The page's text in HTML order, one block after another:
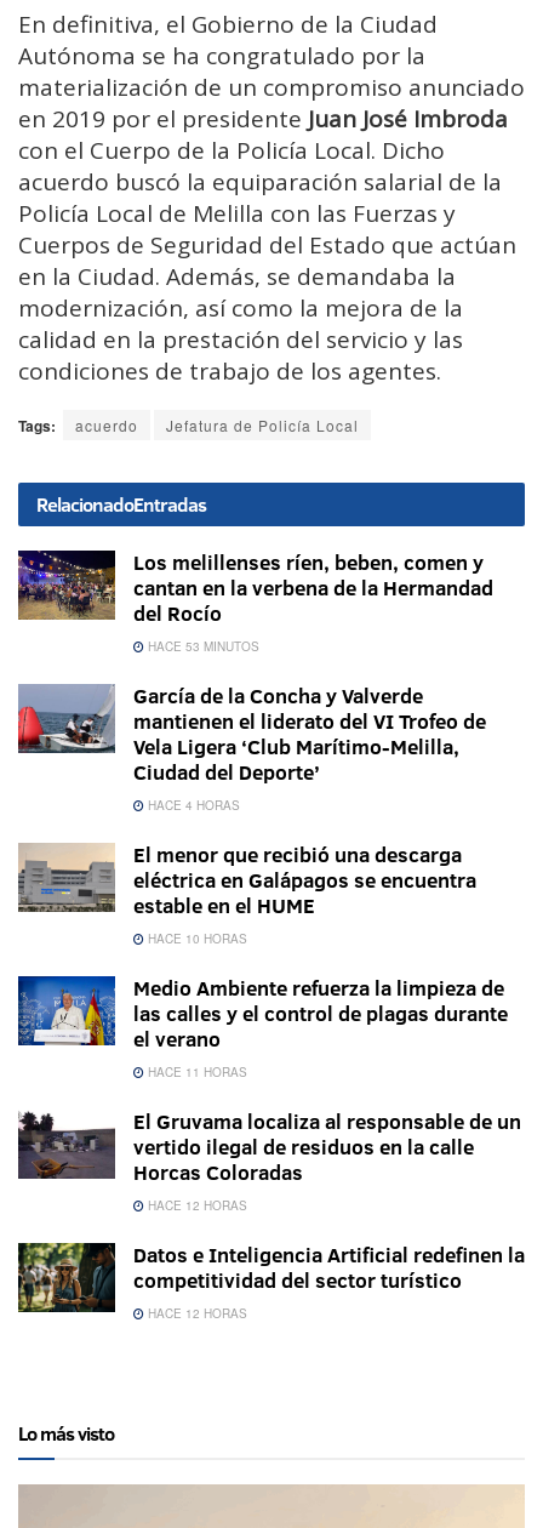
En definitiva, el Gobierno de la Ciudad
Autónoma se ha congratulado por la
materialización de un compromiso anunciado
en 2019 por el presidente Juan José Imbroda
con el Cuerpo de la Policía Local. Dicho
acuerdo buscó la equiparación salarial de la
Policía Local de Melilla con las Fuerzas y
Cuerpos de Seguridad del Estado que actúan
en la Ciudad. Además, se demandaba la
modernización, así como la mejora de la
calidad en la prestación del servicio y las
condiciones de trabajo de los agentes.
Tags: acuerdo Jefatura de Policía Local
RelacionadoEntradas
Los melillenses ríen, beben, comen y
cantan en la verbena de la Hermandad
del Rocío
HACE 53 MINUTOS
García de la Concha y Valverde
mantienen el liderato del VI Trofeo de
Vela Ligera ‘Club Marítimo-Melilla,
Ciudad del Deporte’
HACE 4 HORAS
El menor que recibió una descarga
eléctrica en Galápagos se encuentra
estable en el HUME
HACE 10 HORAS
Medio Ambiente refuerza la limpieza de
las calles y el control de plagas durante
el verano
HACE 11 HORAS
El Gruvama localiza al responsable de un
vertido ilegal de residuos en la calle
Horcas Coloradas
HACE 12 HORAS
Datos e Inteligencia Artificial redefinen la
competitividad del sector turístico
HACE 12 HORAS
Lo más visto